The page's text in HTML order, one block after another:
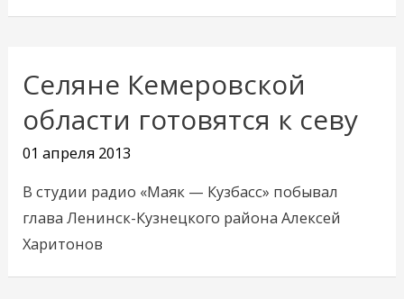
Селяне Кемеровской
области готовятся к севу
01 апреля 2013
В студии радио «Маяк — Кузбасс» побывал
глава Ленинск-Кузнецкого района Алексей
Харитонов